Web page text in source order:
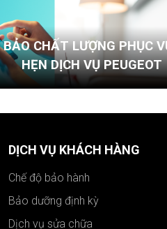
CHẤT LƯỢNG PHỤC
HẸN DỊCH VỤ PEUGEOT
DỊCH VỤ KHÁCH HÀNG
Chế độ bảo hành
Bảo dưỡng định kỳ
Dịch vụ sửa chữa